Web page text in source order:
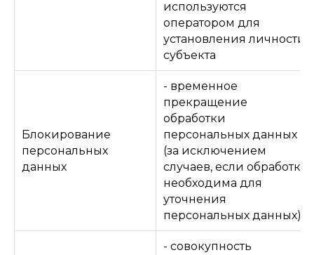
используются
оператором для
установления личности
субъекта
Блокирование
персональных
данных
- временное
прекращение
обработки
персональных данных
(за исключением
случаев, если обработка
необходима для
уточнения
персональных данных)
- совокупность